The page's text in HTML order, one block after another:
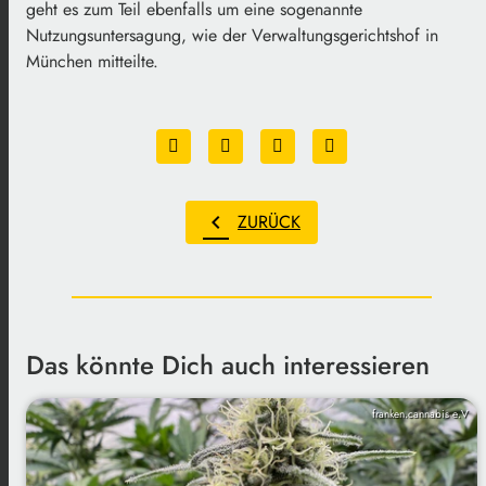
geht es zum Teil ebenfalls um eine sogenannte
Nutzungsuntersagung, wie der Verwaltungsgerichtshof in
München mitteilte.
chevron_left ZURÜCK
Das könnte Dich auch interessieren
franken.cannabis e.V